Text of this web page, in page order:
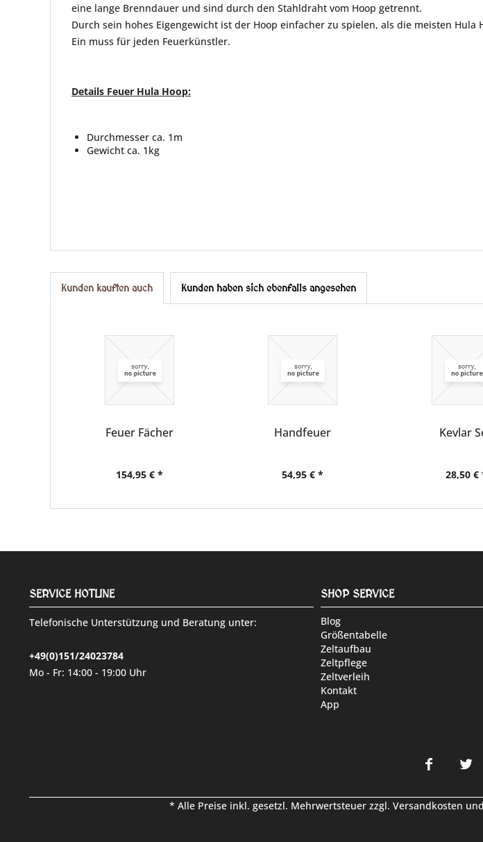
eine lange Brenndauer und sind durch den Stahldraht vom Hoop getrennt.
Durch sein hohes Eigengewicht ist der Hoop einfacher zu spielen, als die meisten
Ein muss für jeden Feuerkünstler.
Details Feuer Hula Hoop:
Durchmesser ca. 1m
Gewicht ca. 1kg
Kunden kauften auch Kunden haben sich ebenfalls angesehen
Feuer Fächer
154,95 € *
Handfeuer
54,95 € *
Kevlar
28,50 €
SERVICE HOTLINE
Telefonische Unterstützung und Beratung unter:
+49(0)151/24023784
Mo - Fr: 14:00 - 19:00 Uhr
SHOP SERVICE
Blog
Größentabelle
Zeltaufbau
Zeltpflege
Zeltverleih
Kontakt
App
* Alle Preise inkl. gesetzl. Mehrwertsteuer zzgl. Versandkosten